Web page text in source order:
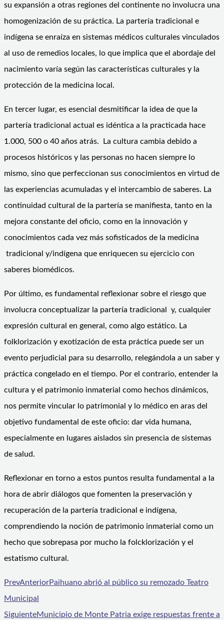
su expansión a otras regiones del continente no involucra una
homogenización de su práctica. La partería tradicional e
indígena se enraíza en sistemas médicos culturales vinculados
al uso de remedios locales, lo que implica que el abordaje del
nacimiento varía según las características culturales y la
protección de la medicina local.
En tercer lugar, es esencial desmitificar la idea de que la
partería tradicional actual es idéntica a la practicada hace
1.000, 500 o 40 años atrás. La cultura cambia debido a
procesos históricos y las personas no hacen siempre lo
mismo, sino que perfeccionan sus conocimientos en virtud de
las experiencias acumuladas y el intercambio de saberes. La
continuidad cultural de la partería se manifiesta, tanto en la
mejora constante del oficio, como en la innovación y
conocimientos cada vez más sofisticados de la medicina
tradicional y/indígena que enriquecen su ejercicio con
saberes biomédicos.
Por último, es fundamental reflexionar sobre el riesgo que
involucra conceptualizar la partería tradicional y, cualquier
expresión cultural en general, como algo estático. La
folklorización y exotización de esta práctica puede ser un
evento perjudicial para su desarrollo, relegándola a un saber y
práctica congelado en el tiempo. Por el contrario, entender la
cultura y el patrimonio inmaterial como hechos dinámicos,
nos permite vincular lo patrimonial y lo médico en aras del
objetivo fundamental de este oficio: dar vida humana,
especialmente en lugares aislados sin presencia de sistemas
de salud.
Reflexionar en torno a estos puntos resulta fundamental a la
hora de abrir diálogos que fomenten la preservación y
recuperación de la partería tradicional e indígena,
comprendiendo la noción de patrimonio inmaterial como un
hecho que sobrepasa por mucho la folcklorización y el
estatismo cultural.
PrevAnteriorPaihuano abrió al público su remozado Teatro
Municipal
SiguienteMunicipio de Monte Patria exige respuestas frente a